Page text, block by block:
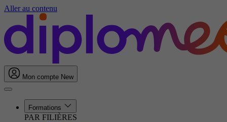
Aller au contenu
Mon compte New
Formations
PAR FILIÈRES